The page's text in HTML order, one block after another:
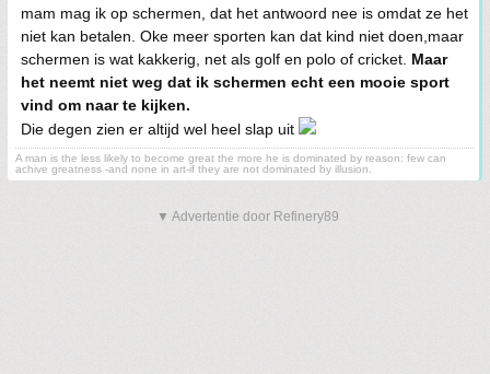
mam mag ik op schermen, dat het antwoord nee is omdat ze het
niet kan betalen. Oke meer sporten kan dat kind niet doen,maar
schermen is wat kakkerig, net als golf en polo of cricket. Maar
het neemt niet weg dat ik schermen echt een mooie sport
vind om naar te kijken.
Die degen zien er altijd wel heel slap uit
A man is the less likely to become great the more he is dominated by reason: few can
achive greatness -and none in art-if they are not dominated by illusion.
▼ Advertentie door Refinery89